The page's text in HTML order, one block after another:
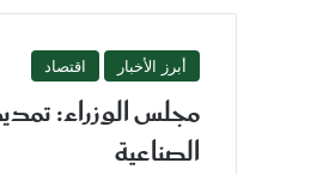
أبرز الأخبار اقتصاد
مجلس الوزراء:
الصناعية